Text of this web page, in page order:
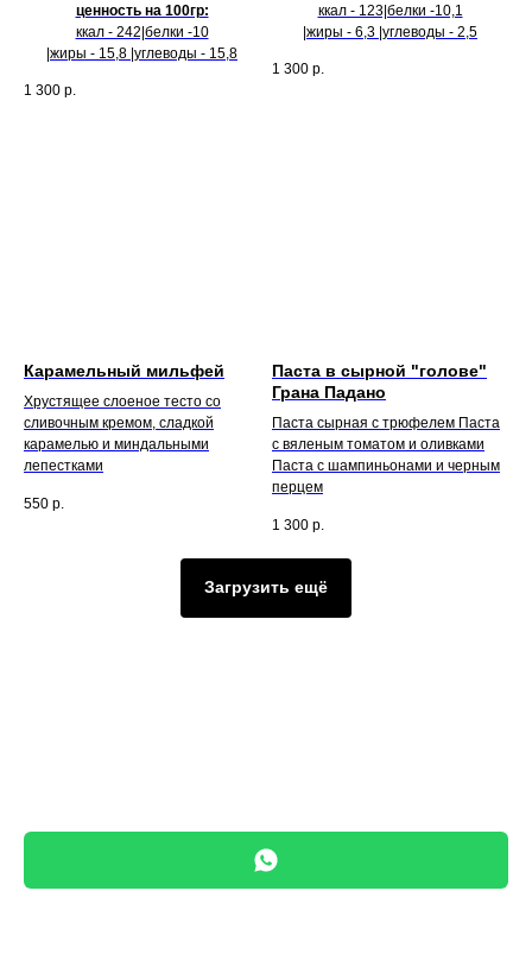
ценность на 100гр:
ккал - 242|белки -10
|жиры - 15,8 |углеводы - 15,8
1 300 р.
ккал - 123|белки -10,1
|жиры - 6,3 |углеводы - 2,5
1 300 р.
Карамельный мильфей
Хрустящее слоеное тесто со
сливочным кремом, сладкой
карамелью и миндальными
лепестками
550 р.
Паста в сырной "голове"
Грана Падано
Паста сырная с трюфелем Паста
с вяленым томатом и оливками
Паста с шампиньонами и черным
перцем
1 300 р.
Загрузить ещё